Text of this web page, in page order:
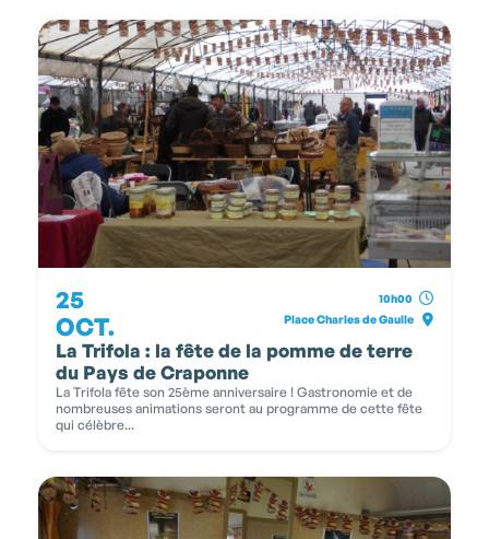
25
OCT.
10h00
Place Charles de Gaulle
La Trifola : la fête de la pomme de terre
du Pays de Craponne
La Trifola fête son 25ème anniversaire ! Gastronomie et de
nombreuses animations seront au programme de cette fête
qui célèbre...